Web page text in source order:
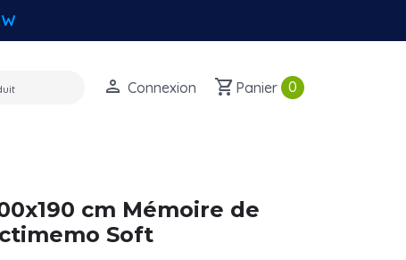
perm_identity Connexion shopping_cart Panier 0
cm Mémoire de
Soft